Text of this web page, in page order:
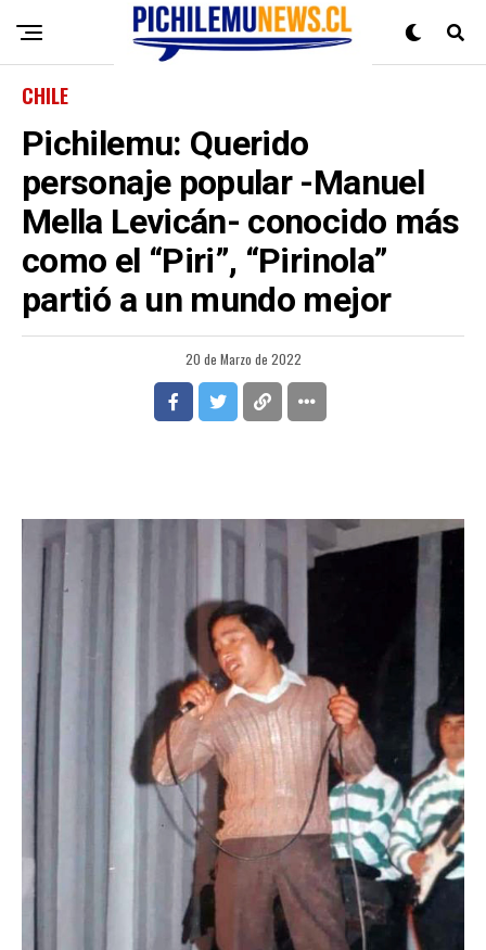
CHILE
Pichilemu: Querido
personaje popular -Manuel
Mella Levicán- conocido más
como el “Piri”, “Pirinola”
partió a un mundo mejor
20 de Marzo de 2022